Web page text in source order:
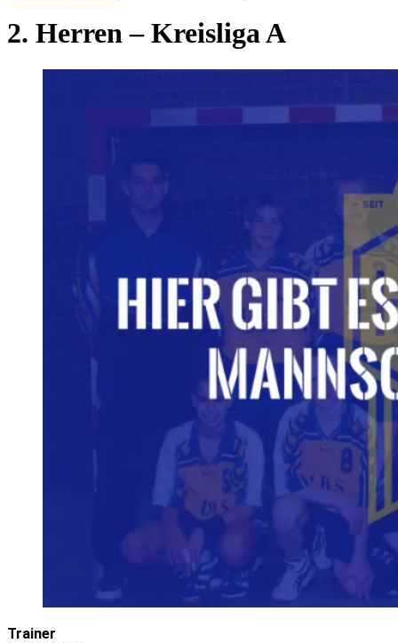
2. Herren – Kreisliga A
Trainer